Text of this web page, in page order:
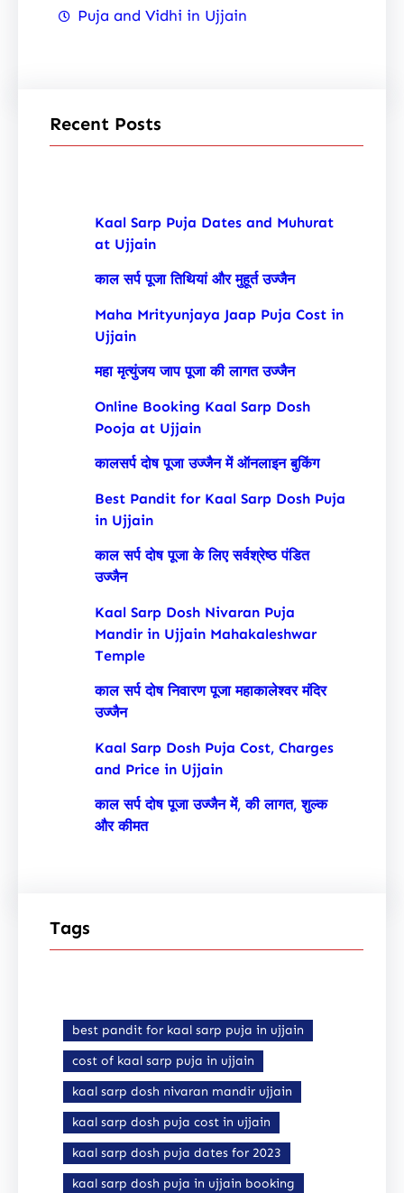
Puja and Vidhi in Ujjain
Recent Posts
Kaal Sarp Puja Dates and Muhurat
at Ujjain
काल सर्प पूजा तिथियां और मुहूर्त उज्जैन
Maha Mrityunjaya Jaap Puja Cost in
Ujjain
महा मृत्युंजय जाप पूजा की लागत उज्जैन
Online Booking Kaal Sarp Dosh
Pooja at Ujjain
कालसर्प दोष पूजा उज्जैन में ऑनलाइन बुकिंग
Best Pandit for Kaal Sarp Dosh Puja
in Ujjain
काल सर्प दोष पूजा के लिए सर्वश्रेष्ठ पंडित
उज्जैन
Kaal Sarp Dosh Nivaran Puja
Mandir in Ujjain Mahakaleshwar
Temple
काल सर्प दोष निवारण पूजा महाकालेश्वर मंदिर
उज्जैन
Kaal Sarp Dosh Puja Cost, Charges
and Price in Ujjain
काल सर्प दोष पूजा उज्जैन में, की लागत, शुल्क
और कीमत
Tags
best pandit for kaal sarp puja in ujjain
cost of kaal sarp puja in ujjain
kaal sarp dosh nivaran mandir ujjain
kaal sarp dosh puja cost in ujjain
kaal sarp dosh puja dates for 2023
kaal sarp dosh puja in ujjain booking